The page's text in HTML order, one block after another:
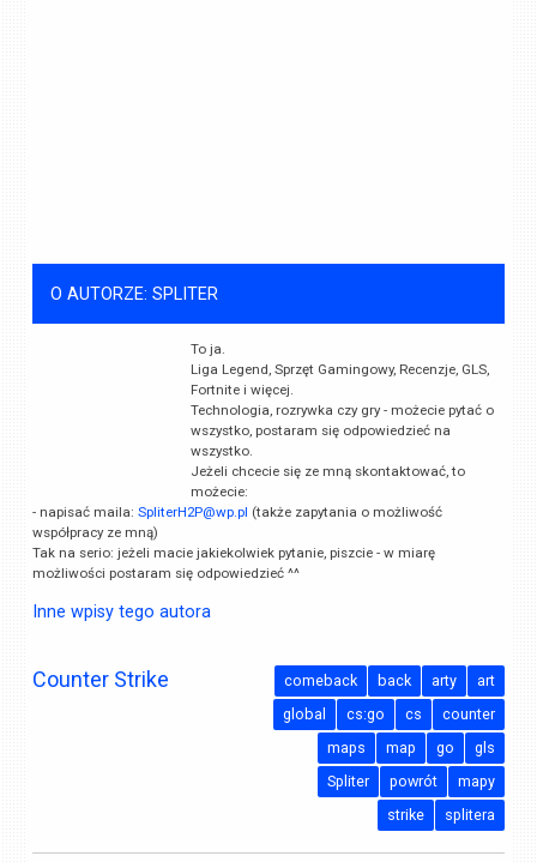
O AUTORZE: SPLITER
To ja.
Liga Legend, Sprzęt Gamingowy, Recenzje, GLS,
Fortnite i więcej.
Technologia, rozrywka czy gry - możecie pytać o
wszystko, postaram się odpowiedzieć na
wszystko.
Jeżeli chcecie się ze mną skontaktować, to
możecie:
- napisać maila:SpliterH2P@wp.pl (także zapytania o możliwość
współpracy ze mną)
Tak na serio: jeżeli macie jakiekolwiek pytanie, piszcie - w miarę
możliwości postaram się odpowiedzieć ^^
Inne wpisy tego autora
Counter Strike art
arty
back
comeback
counter
cs
cs:go
global
gls
go
map
maps
mapy
powrót
Spliter
splitera
strike